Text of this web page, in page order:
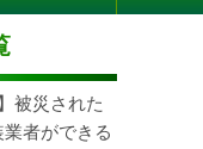
被災された
者ができる